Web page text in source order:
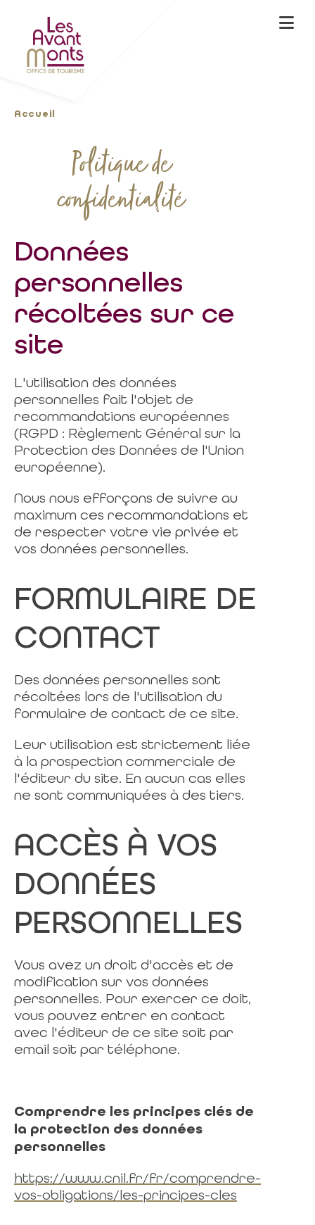
Accueil
Politique de
confidentialité
Données
personnelles
récoltées sur ce
site
L'utilisation des données
personnelles fait l'objet de
recommandations européennes
(RGPD : Règlement Général sur la
Protection des Données de l'Union
européenne).
Nous nous efforçons de suivre au
maximum ces recommandations et
de respecter votre vie privée et
vos données personnelles.
FORMULAIRE DE
CONTACT
Des données personnelles sont
récoltées lors de l'utilisation du
formulaire de contact de ce site.
Leur utilisation est strictement liée
à la prospection commerciale de
l'éditeur du site. En aucun cas elles
ne sont communiquées à des tiers.
ACCÈS À VOS
DONNÉES
PERSONNELLES
Vous avez un droit d'accès et de
modification sur vos données
personnelles. Pour exercer ce doit,
vous pouvez entrer en contact
avec l'éditeur de ce site soit par
email soit par téléphone.
Comprendre les principes clés de
la protection des données
personnelles
https://www.cnil.fr/fr/comprendre-
vos-obligations/les-principes-cles